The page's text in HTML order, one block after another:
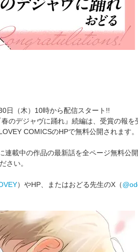
日（木）10時から配信スタート!!
のデジャヴに踊れ』続編は、受賞の報
COMICSのHPで無料公開されます。
連載中の作品の最新話を全ページ無料公
さい。
）やHP、またはおどる先生のX（